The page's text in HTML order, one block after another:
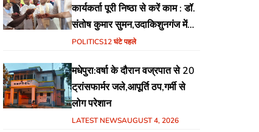
कार्यकर्ता पूरी निष्ठा से करें काम : डॉ.
संतोष कुमार सुमन,उदाकिशुनगंज में
हिंदुस्तानी आवाम मोर्चा के गरीब चौपाल
विभिन्न मुद्दों पर हुई चर्चा
POLITICS12 घंटे पहले
मधेपुरा:वर्षा के दौरान वज्रपात से 20
ट्रांसफार्मर जले,आपूर्ति ठप,गर्मी से
लोग परेशान
LATEST NEWSAUGUST 4, 2026